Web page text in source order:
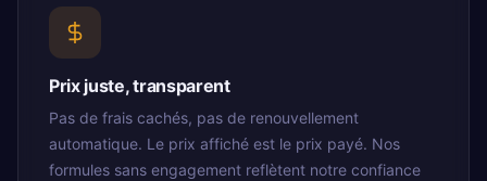
Prix juste, transparent
Pas de frais cachés, pas de renouvellement
automatique. Le prix affiché est le prix payé. Nos
formules sans engagement reflètent notre confiance